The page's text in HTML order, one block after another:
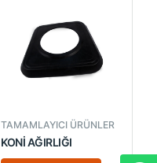
TAMAMLAYICI ÜRÜNLER
KONİ AĞIRLIĞI